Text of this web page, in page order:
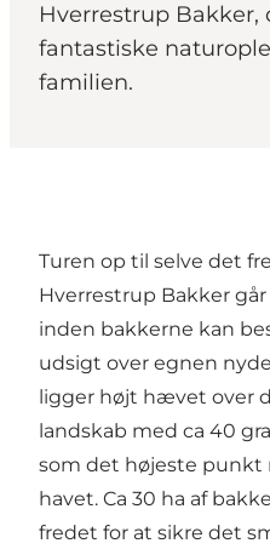
Hverrestrup Bakker,
fantastiske
familien.
Turen op til selve det
Hverrestrup Bakker
inden bakkerne kan
udsigt over egnen
ligger højt hævet over
landskab med ca 40
som det højeste punkt
havet. Ca 30 ha af
fredet for at sikre det